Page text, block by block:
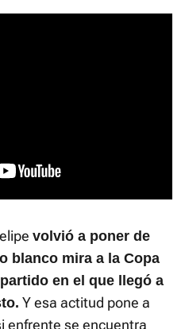
volvió a poner de
blanco mira a la Copa
en el que llegó a
Y esa actitud pone a
enfrente se encuentra